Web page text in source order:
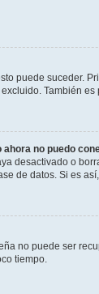
puede suceder.
También
ahora no puedo
desactivado o
de datos. Si es
no puede ser
tiempo.